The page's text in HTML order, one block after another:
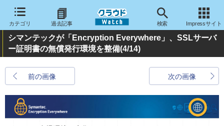
カテゴリ 過去記事 検索 Impressサイト
シマンテックが「Encryption Everywhere」、SSLサーバ
ー証明書の無償発行環境を整備(4/14)
前の画像 次の画像